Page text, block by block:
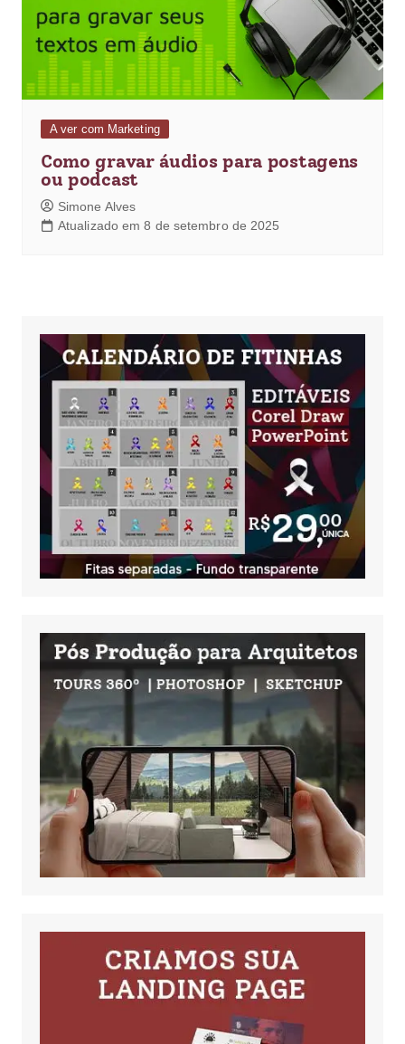
A ver com Marketing
Como gravar áudios para postagens
ou podcast
Simone Alves
Atualizado em 8 de setembro de 2025